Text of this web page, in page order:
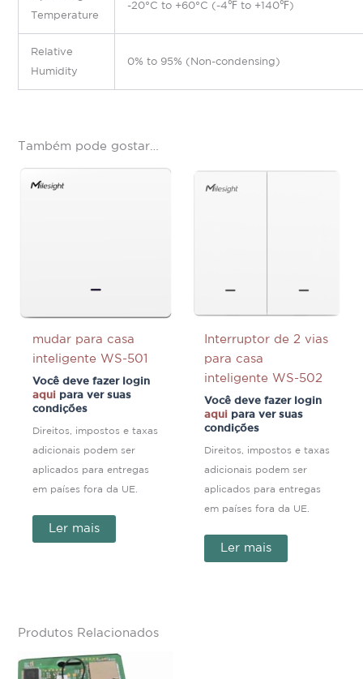
Temperature
-20°C to +60°C (-4℉ to +140℉)
Relative
Humidity
0% to 95% (Non-condensing)
Também pode gostar…
mudar para casa
inteligente WS-501
Você deve fazer login
aqui para ver suas
condições
Direitos, impostos e taxas
adicionais podem ser
aplicados para entregas
em países fora da UE.
Ler mais
Interruptor de 2 vias
para casa
inteligente WS-502
Você deve fazer login
aqui para ver suas
condições
Direitos, impostos e taxas
adicionais podem ser
aplicados para entregas
em países fora da UE.
Ler mais
Produtos Relacionados